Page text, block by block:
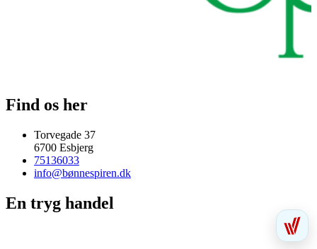
Find os her
Torvegade 37
6700 Esbjerg
75136033
info@bønnespiren.dk
En tryg handel